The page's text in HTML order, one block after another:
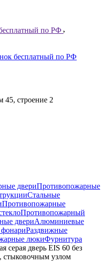
по РФ
бесплатный по РФ
45, строение 2
двериПротивопожарные
Стальные
Противопожарные
Противопожарный
двериАлюминиевые
Раздвижные
люкиФурнитура
серая дверь EIS 60 без
стыковочным узлом